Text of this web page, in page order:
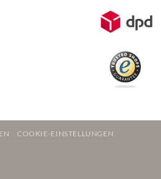
Weitere
COOKIE-EINSTELLUNGEN